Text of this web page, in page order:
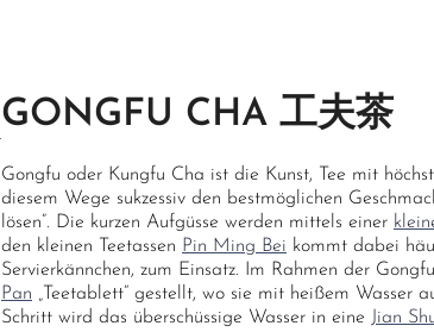
GONGFU CHA 工夫茶
Gongfu oder Kungfu Cha ist die Kunst, Tee mit
diesem Wege sukzessiv den bestmöglichen
lösen”. Die kurzen Aufgüsse werden mittels einer
den kleinen Teetassen Pin Ming Bei kommt dabei
Servierkännchen, zum Einsatz. Im Rahmen der
Pan „Teetablett“ gestellt, wo sie mit heißem Wasser
Schritt wird das überschüssige Wasser in eine Jian